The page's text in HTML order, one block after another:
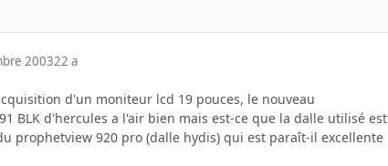
200322 a
d'un moniteur lcd 19 pouces, le nouveau
BLK d'hercules a l'air bien mais est-ce que la dalle utilisé est
prophetview 920 pro (dalle hydis) qui est paraît-il excellente